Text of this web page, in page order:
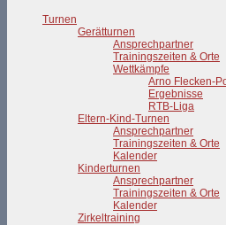
Turnen
Gerätturnen
Ansprechpartner
Trainingszeiten & Orte
Wettkämpfe
Arno Flecken-
Ergebnisse
RTB-Liga
Eltern-Kind-Turnen
Ansprechpartner
Trainingszeiten & Orte
Kalender
Kinderturnen
Ansprechpartner
Trainingszeiten & Orte
Kalender
Zirkeltraining